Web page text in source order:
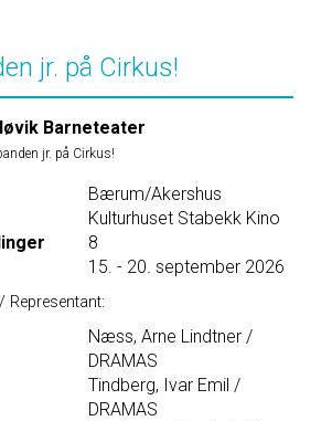
jr. på Cirkus!
Barneteater
jr. på Cirkus!
Bærum/Akershus
Kulturhuset Stabekk Kino
8
15. - 20. september 2026
Representant:
Næss, Arne Lindtner /
DRAMAS
Tindberg, Ivar Emil /
DRAMAS